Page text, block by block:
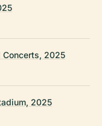
Concerts, 2025
2025